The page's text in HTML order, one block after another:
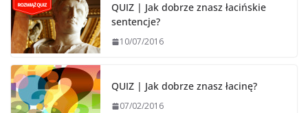
QUIZ | Jak dobrze znasz łacińskie
sentencje?
10/07/2016
QUIZ | Jak dobrze znasz łacinę?
07/02/2016